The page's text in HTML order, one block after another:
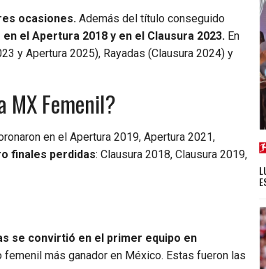
ocasiones. Además del título conseguido
el Apertura 2018 y en el Clausura 2023. En
y Apertura 2025), Rayadas (Clausura 2024) y
MX Femenil?
en el Apertura 2019, Apertura 2021,
finales perdidas: Clausura 2018, Clausura 2019,
se convirtió en el primer equipo en
más ganador en México. Estas fueron las